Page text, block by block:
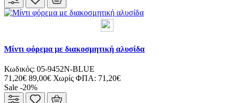
Μίντι φόρεμα με διακοσμητική αλυσίδα
Κωδικός: 05-9452N-BLUE
71,20€ 89,00€ Χωρίς ΦΠΑ: 71,20€
Sale -20%